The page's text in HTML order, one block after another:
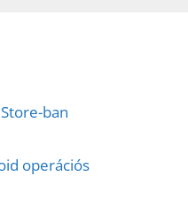
ban
operációs